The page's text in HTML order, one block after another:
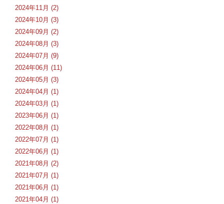
2024年11月 (2)
2024年10月 (3)
2024年09月 (2)
2024年08月 (3)
2024年07月 (9)
2024年06月 (11)
2024年05月 (3)
2024年04月 (1)
2024年03月 (1)
2023年06月 (1)
2022年08月 (1)
2022年07月 (1)
2022年06月 (1)
2021年08月 (2)
2021年07月 (1)
2021年06月 (1)
2021年04月 (1)